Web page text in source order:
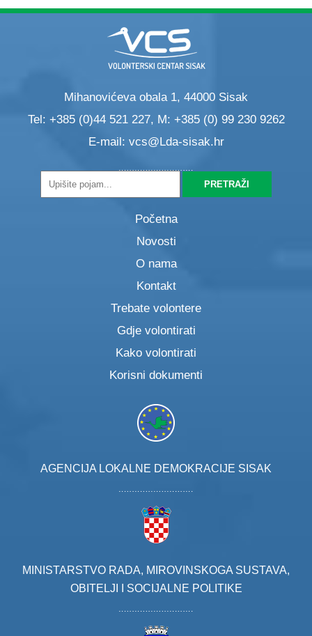
Mihanovićeva obala 1, 44000 Sisak
Tel: +385 (0)44 521 227, M: +385 (0) 99 230 9262
E-mail: vcs@Lda-sisak.hr
Početna
Novosti
O nama
Kontakt
Trebate volontere
Gdje volontirati
Kako volontirati
Korisni dokumenti
AGENCIJA LOKALNE DEMOKRACIJE SISAK
MINISTARSTVO RADA, MIROVINSKOGA SUSTAVA,
OBITELJI I SOCIJALNE POLITIKE